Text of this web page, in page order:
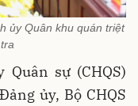
ủy Quân khu quán triệt
sự (CHQS)
ủy, Bộ CHQS